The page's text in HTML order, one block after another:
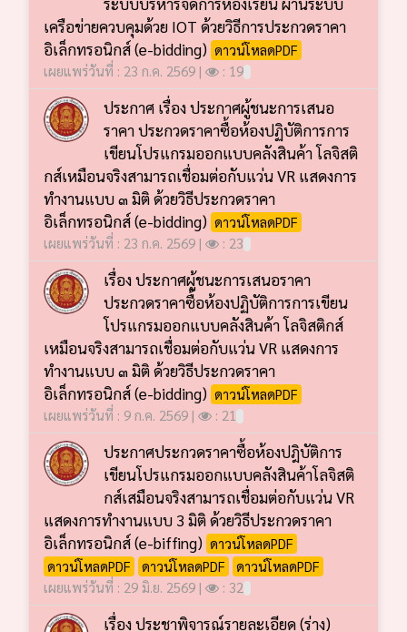
เครือข่ายควบคุมด้วย IOT ด้วยวิธีการประกวดราคา
อิเล็กทรอนิกส์ (e-bidding) ดาวน์โหลดPDF
เผยแพร่วันที่ : 23 ก.ค. 2569 |
: 19
ประกาศ เรื่อง ประกาศผู้ชนะการเสนอ
ราคา ประกวดราคาซื้อห้องปฏิบัติการการ
เขียนโปรแกรมออกแบบคลังสินค้า โลจิสติ
กส์เหมือนจริงสามารถเชื่อมต่อกับแว่น VR แสดงการ
ทำงานแบบ ๓ มิติ ด้วยวิธีประกวดราคา
อิเล็กทรอนิกส์ (e-bidding) ดาวน์โหลดPDF
เผยแพร่วันที่ : 23 ก.ค. 2569 |
: 23
เรื่อง ประกาศผู้ชนะการเสนอราคา
ประกวดราคาซื้อห้องปฏิบัติการการเขียน
โปรแกรมออกแบบคลังสินค้า โลจิสติกส์
เหมือนจริงสามารถเชื่อมต่อกับแว่น VR แสดงการ
ทำงานแบบ ๓ มิติ ด้วยวิธีประกวดราคา
อิเล็กทรอนิกส์ (e-bidding) ดาวน์โหลดPDF
เผยแพร่วันที่ : 9 ก.ค. 2569 |
: 21
ประกาศประกวดราคาซื้อห้องปฎิบัติการ
เขียนโปรแกรมออกแบบคลังสินค้าโลจิสติ
กส์เสมือนจริงสามารถเชื่อมต่อกับแว่น VR
แสดงการทำงานแบบ 3 มิติ ด้วยวิธีประกวดราคา
อิเล็กทรอนิกส์ (e-biffing) ดาวน์โหลดPDF
ดาวน์โหลดPDF
ดาวน์โหลดPDF
ดาวน์โหลดPDF
เผยแพร่วันที่ : 29 มิ.ย. 2569 |
: 32
เรื่อง ประชาพิจารณ์รายละเอียด (ร่าง)